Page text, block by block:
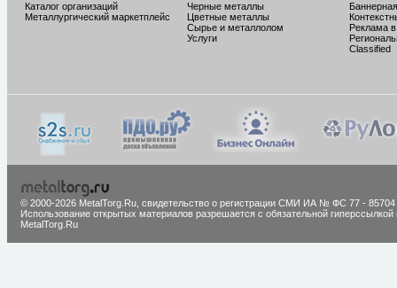
Каталог организаций
Металлургический маркетплейс
Черные металлы
Цветные металлы
Сырье и металлолом
Услуги
Реклама
Classified
© 2000-2026 MetalTorg.Ru, cвидетельство о регистрации СМИ ИА № ФС 77 - 85704
Использование открытых материалов разрешается с обязательной гиперссылкой
MetalTorg.Ru